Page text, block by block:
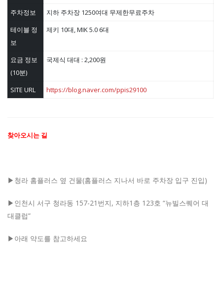
주차정보
지하 주차장 1250여대 무제한무료주차
테이블 정
보
제키 10대, MIK 5.0 6대
요금 정보
(10분)
국제식 대대 : 2,200원
SITE URL https://blog.naver.com/ppis29100
찾아오시는 길
▶청라 홈플러스 옆 건물(홈플러스 지나서 바로 주차장 입구 진입)
▶인천시 서구 청라동 157-21 번지, 지하1 층 123호 “뉴빌스퀘어 대
대클럽”
▶아래 약도를 참고하세요